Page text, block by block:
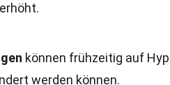
können frühzeitig auf
werden können.